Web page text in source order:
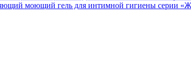
моющий гель для интимной гигиены серии